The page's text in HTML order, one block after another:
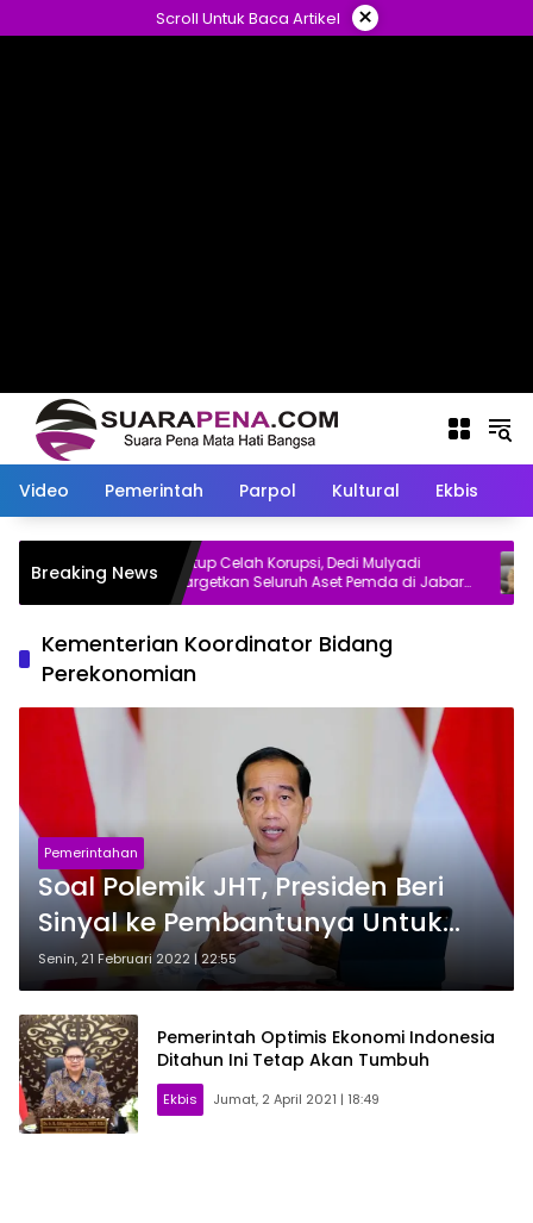
ke
Scroll Untuk Baca Artikel ×
Video Pemerintah Parpol Kultural Ekbis
Breaking NewsTutup Celah Korupsi, Dedi Mulyadi
Targetkan Seluruh Aset Pemda di Jabar
Bersertifikat dalam Tiga Tahun
Kementerian Koordinator Bidang
Perekonomian
Pemerintahan
Soal Polemik JHT, Presiden Beri
Sinyal ke Pembantunya Untuk
Revisi
Senin, 21 Februari 2022 | 22:55
Pemerintah Optimis Ekonomi Indonesia
Ditahun Ini Tetap Akan Tumbuh
Ekbis Jumat, 2 April 2021 | 18:49